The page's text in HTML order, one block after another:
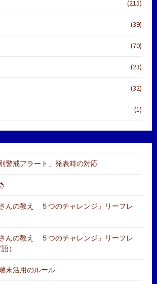
(215)
(39)
(70)
(23)
(32)
(1)
警戒アラート」発表時の対応
さんの教え ５つのチャレンジ」リーフレ
さんの教え ５つのチャレンジ」リーフレ
）
末活用のルール